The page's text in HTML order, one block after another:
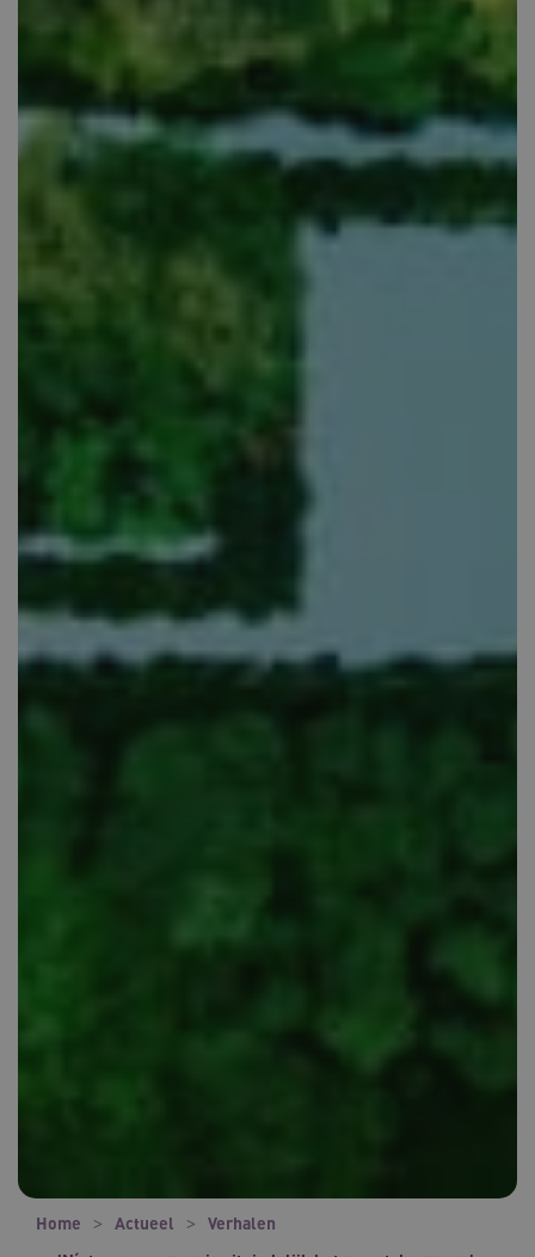
Home Actueel
Verhalen